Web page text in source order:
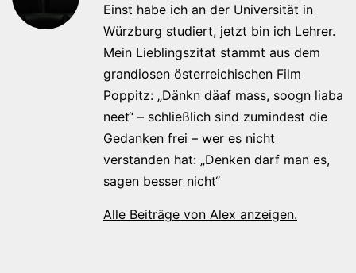
Einst habe ich an der Universität in
Würzburg studiert, jetzt bin ich Lehrer.
Mein Lieblingszitat stammt aus dem
grandiosen österreichischen Film
Poppitz: „Dänkn däaf mass, soogn liaba
neet“ – schließlich sind zumindest die
Gedanken frei – wer es nicht
verstanden hat: „Denken darf man es,
sagen besser nicht“
Alle Beiträge von Alex anzeigen.